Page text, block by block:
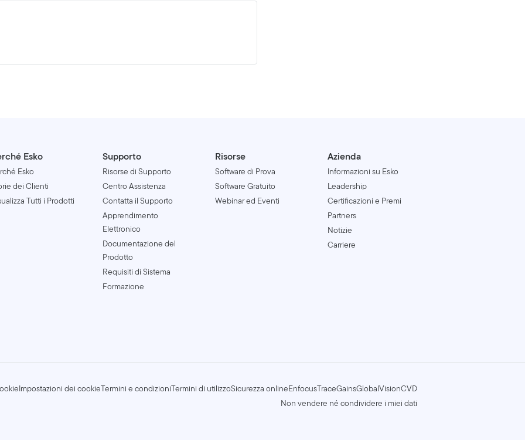
Esko
Esko
dei Clienti
Tutti i Prodotti
Supporto
Risorse di Supporto
Centro Assistenza
Contatta il Supporto
Apprendimento
Elettronico
Documentazione del
Prodotto
Requisiti di Sistema
Formazione
Risorse
Software di Prova
Software Gratuito
Webinar ed Eventi
Azienda
Informazioni su Esko
Leadership
Certificazioni e Premi
Partners
Notizie
Carriere
Impostazioni dei cookieTermini e condizioniTermini di utilizzoSicurezza onlineEnfocusTraceGainsGlobalVisionCVD
Non vendere né condividere i miei dati